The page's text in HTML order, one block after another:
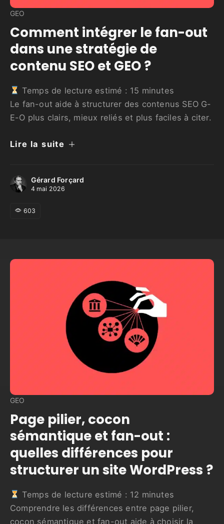
GEO
Comment intégrer le fan-out
dans une stratégie de
contenu SEO et GEO ?
Temps de lecture estimé : 15 minutes
Le fan-out aide à structurer des contenus SEO G-
E-O plus clairs, mieux reliés et plus faciles à citer.
Lire la suite
Gérard Forçard
4 mai 2026
603
GEO
Page pilier, cocon
sémantique et fan-out :
quelles différences pour
structurer un site WordPress ?
Temps de lecture estimé : 12 minutes
Comprendre les différences entre page pilier,
cocon sémantique et fan-out aide à choisir la